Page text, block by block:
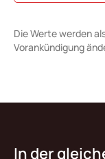
Die Werte werden
Vorankündigung
In der